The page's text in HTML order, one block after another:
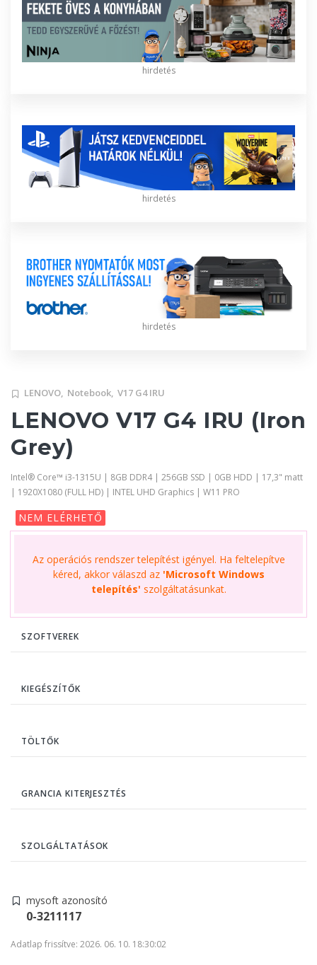
hirdetés
hirdetés
hirdetés
LENOVO, Notebook, V17 G4 IRU
LENOVO V17 G4 IRU (Iron
Grey)
Intel® Core™ i3-1315U | 8GB DDR4 | 256GB SSD | 0GB HDD | 17,3" matt
| 1920X1080 (FULL HD) | INTEL UHD Graphics | W11 PRO
NEM ELÉRHETŐ
Az operációs rendszer telepítést igényel. Ha feltelepítve
kéred, akkor válaszd az 'Microsoft Windows
telepítés' szolgáltatásunkat.
SZOFTVEREK
KIEGÉSZÍTŐK
TÖLTŐK
GRANCIA KITERJESZTÉS
SZOLGÁLTATÁSOK
mysoft azonosító
0-3211117
Adatlap frissítve: 2026. 06. 10. 18:30:02